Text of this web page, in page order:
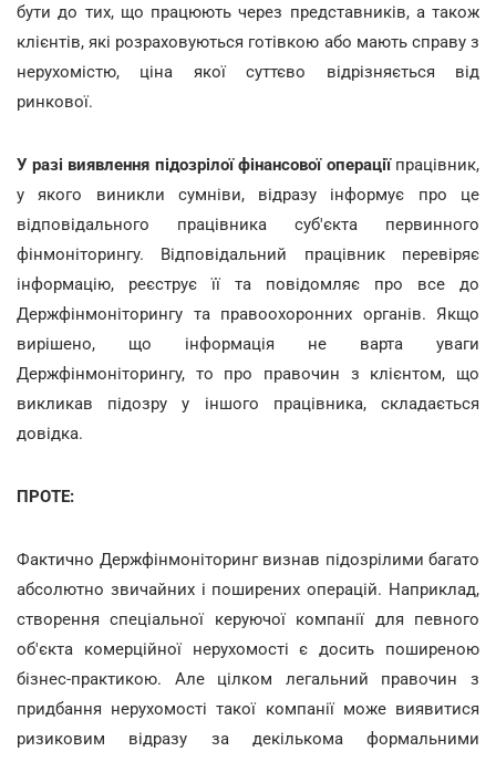
бути до тих, що працюють через представників, а також
клієнтів, які розраховуються готівкою або мають справу з
нерухомістю, ціна якої суттєво відрізняється від
ринкової.
У разі виявлення підозрілої фінансової операціїпрацівник,
у якого виникли сумніви, відразу інформує про це
відповідального працівника суб'єкта первинного
фінмоніторингу. Відповідальний працівник перевіряє
інформацію, реєструє її та повідомляє про все до
Держфінмоніторингу та правоохоронних органів. Якщо
вирішено, що інформація не варта уваги
Держфінмоніторингу, то про правочин з клієнтом, що
викликав підозру у іншого працівника, складається
довідка.
ПРОТЕ:
Фактично Держфінмоніторинг визнав підозрілими багато
абсолютно звичайних і поширених операцій. Наприклад,
створення спеціальної керуючої компанії для певного
об'єкта комерційної нерухомості є досить поширеною
бізнес-практикою. Але цілком легальний правочин з
придбання нерухомості такої компанії може виявитися
ризиковим відразу за декількома формальними